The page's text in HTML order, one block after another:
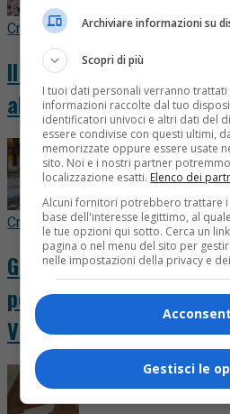
Cronaca9 ore fa
Il maltempo fa danni a
altre zone del Novarese.
Cronaca11 ore fa
Grandine da Gattinara al
poche gocce
VIDEO
Archiviare informazioni su
Scopri di più
I tuoi dati personali verranno
informazioni raccolte dal tuo
identificatori univoci e altri dati del
essere condivise con questi ultimi,
memorizzate oppure essere usate
sito. Noi e i nostri partner
localizzazione esatti. Elenco dei
Alcuni fornitori potrebbero trattare
base dell'interesse legittimo, al
le tue opzioni qui sotto. Cerca un
pagina o nel menu del sito per
nelle impostazioni della privacy e
Gestisci le